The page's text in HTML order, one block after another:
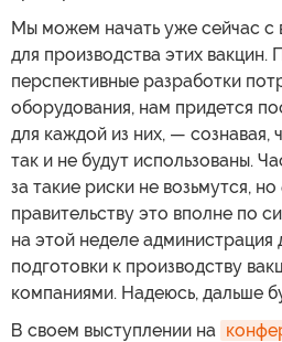
Мы можем начать уже сейчас с
для производства этих вакцин.
перспективные разработки
оборудования, нам придется
для каждой из них, — сознавая,
так и не будут использованы.
за такие риски не возьмутся,
правительству это вполне по
на этой неделе администрация
подготовки к производству
компаниями. Надеюсь, дальше
В своем выступлении на